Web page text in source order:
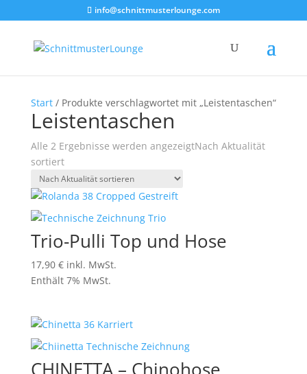
info@schnittmusterlounge.com
Start/ Produkte verschlagwortet mit „Leistentaschen“
Leistentaschen
Alle 2 Ergebnisse werden angezeigtNach Aktualität
sortiert
Trio-Pulli Top und Hose
17,90 € inkl. MwSt.
Enthält 7% MwSt.